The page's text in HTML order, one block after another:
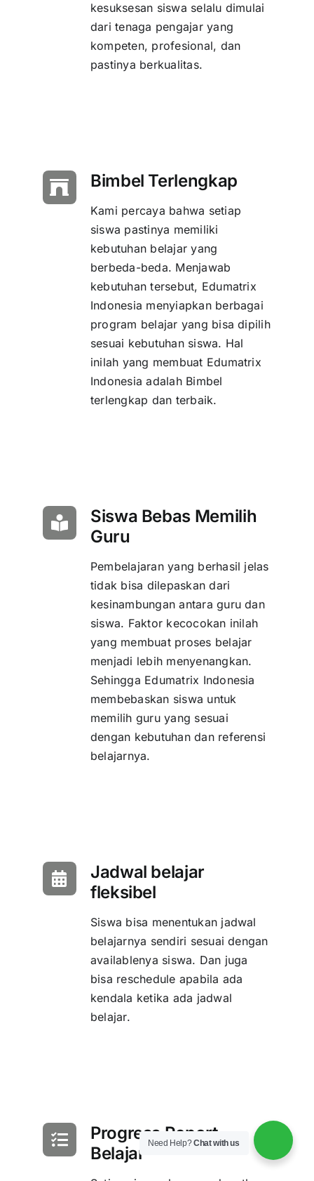
kesuksesan siswa selalu dimulai
dari tenaga pengajar yang
kompeten, profesional, dan
pastinya berkualitas.
Bimbel Terlengkap
Kami percaya bahwa setiap
siswa pastinya memiliki
kebutuhan belajar yang
berbeda-beda. Menjawab
kebutuhan tersebut, Edumatrix
Indonesia menyiapkan berbagai
program belajar yang bisa dipilih
sesuai kebutuhan siswa. Hal
inilah yang membuat Edumatrix
Indonesia adalah Bimbel
terlengkap dan terbaik.
Siswa Bebas Memilih
Guru
Pembelajaran yang berhasil jelas
tidak bisa dilepaskan dari
kesinambungan antara guru dan
siswa. Faktor kecocokan inilah
yang membuat proses belajar
menjadi lebih menyenangkan.
Sehingga Edumatrix Indonesia
membebaskan siswa untuk
memilih guru yang sesuai
dengan kebutuhan dan referensi
belajarnya.
Jadwal belajar
fleksibel
Siswa bisa menentukan jadwal
belajarnya sendiri sesuai dengan
availablenya siswa. Dan juga
bisa reschedule apabila ada
kendala ketika ada jadwal
belajar.
Progress Report
Belajar
Need Help?Chat with us